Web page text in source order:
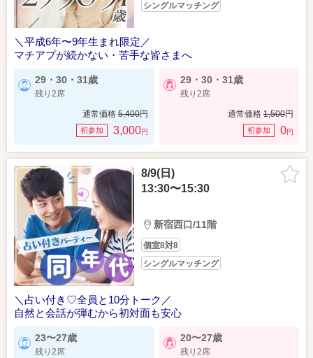
シングルマッチング
＼平成6年〜9年生まれ限定／
マチアプが続かない・苦手な皆さまへ
29・30・31歳
残り2席
通常価格 5,400円
初参加 3,000円
29・30・31歳
残り2席
通常価格 1,500円
初参加 0円
8/9(日)
13:30〜15:30
新宿西口/11階
個室8対8
シングルマッチング
＼占い付き♡全員と10分トーク／
自然と会話が弾むから初対面も安心
23〜27歳
残り2席
20〜27歳
残り2席